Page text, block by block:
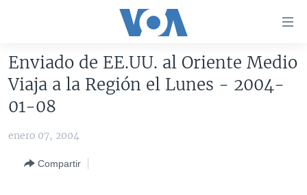
accesibilidad
contenido
Salte
AMÉRICA DEL NORTE
EEUU
ELECCIONES EEUU 2024
VOA VERIFICA INMIGRACIÓN
ARGENTINA
CHINA EN AMÉRICA LATINA
Enviado de EE.UU. al Oriente Medio
Viaja a la Región el Lunes - 2004-
01-08
enero 07, 2004
Compartir